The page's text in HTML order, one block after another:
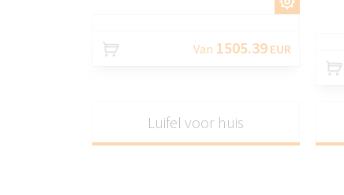
Van 1505.39EUR
Luifel voor huis